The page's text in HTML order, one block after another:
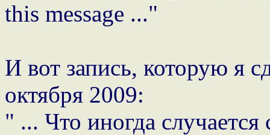
this message ..."
И вот запись, которую я
октября 2009:
" ... Что иногда